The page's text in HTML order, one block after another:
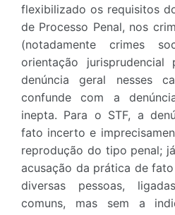
flexibilizado os requisitos
de Processo Penal, nos
(notadamente crimes
orientação jurisprudencial
denúncia geral nesses
confunde com a
inepta. Para o STF, a
fato incerto e
reprodução do tipo penal;
acusação da prática de
diversas pessoas,
comuns, mas sem a